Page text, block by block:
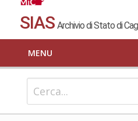
SIAS Archivio di Stato di
MENU